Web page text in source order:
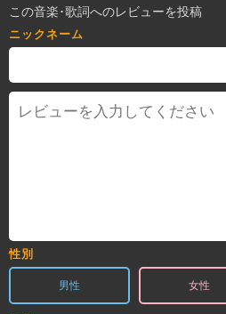
この音楽･歌詞へのレビューを投稿
ニックネーム
性別
男性 女性